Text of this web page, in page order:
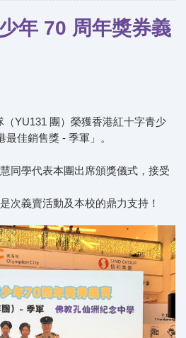
年 70 周年獎券義
YU131 團）榮獲香港紅十字青少
佳銷售獎 - 季軍」。
同學代表本團出席頒獎儀式，接受
次義賣活動及本校的鼎力支持！